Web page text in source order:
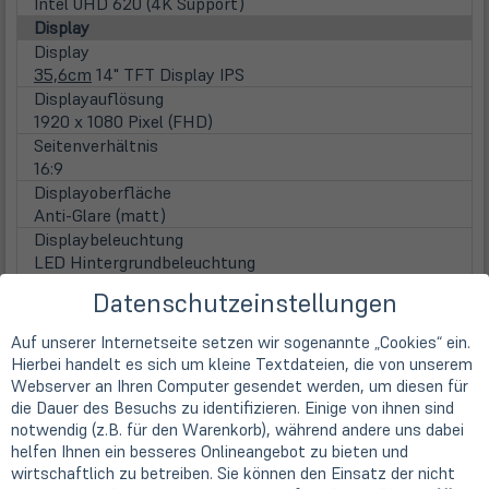
Display
Display
35,6cm 14" TFT Display IPS
Displayauflösung
1920 x 1080 Pixel (FHD)
Seitenverhältnis
16:9
Displayoberfläche
Anti-Glare (matt)
Displaybeleuchtung
LED Hintergrundbeleuchtung
nicht vorhanden
WebCam
Webcam
integrierte Low-Light HD Webcam
Hauptspeicher
inst. Speicher
8 GB DDR4 (1x 8 GB)
max. Speicher
Datenschutzeinstellungen
Auf unserer Internetseite setzen wir sogenannte „Cookies“ ein.
Hierbei handelt es sich um kleine Textdateien, die von unserem
Webserver an Ihren Computer gesendet werden, um diesen für
die Dauer des Besuchs zu identifizieren. Einige von ihnen sind
notwendig (z.B. für den Warenkorb), während andere uns dabei
helfen Ihnen ein besseres Onlineangebot zu bieten und
wirtschaftlich zu betreiben. Sie können den Einsatz der nicht